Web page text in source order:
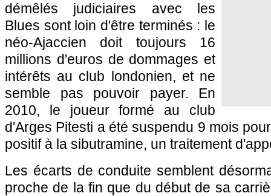
démêlés judiciaires avec les
Blues sont loin d'être terminés : le
néo-Ajaccien doit toujours 16
millions d'euros de dommages et
intérêts au club londonien, et ne
semble pas pouvoir payer. En
2010, le joueur formé au club
d'Arges Pitesti a été suspendu 9 mois
positif à la sibutramine, un traitement
Les écarts de conduite semblent
proche de la fin que du début de sa